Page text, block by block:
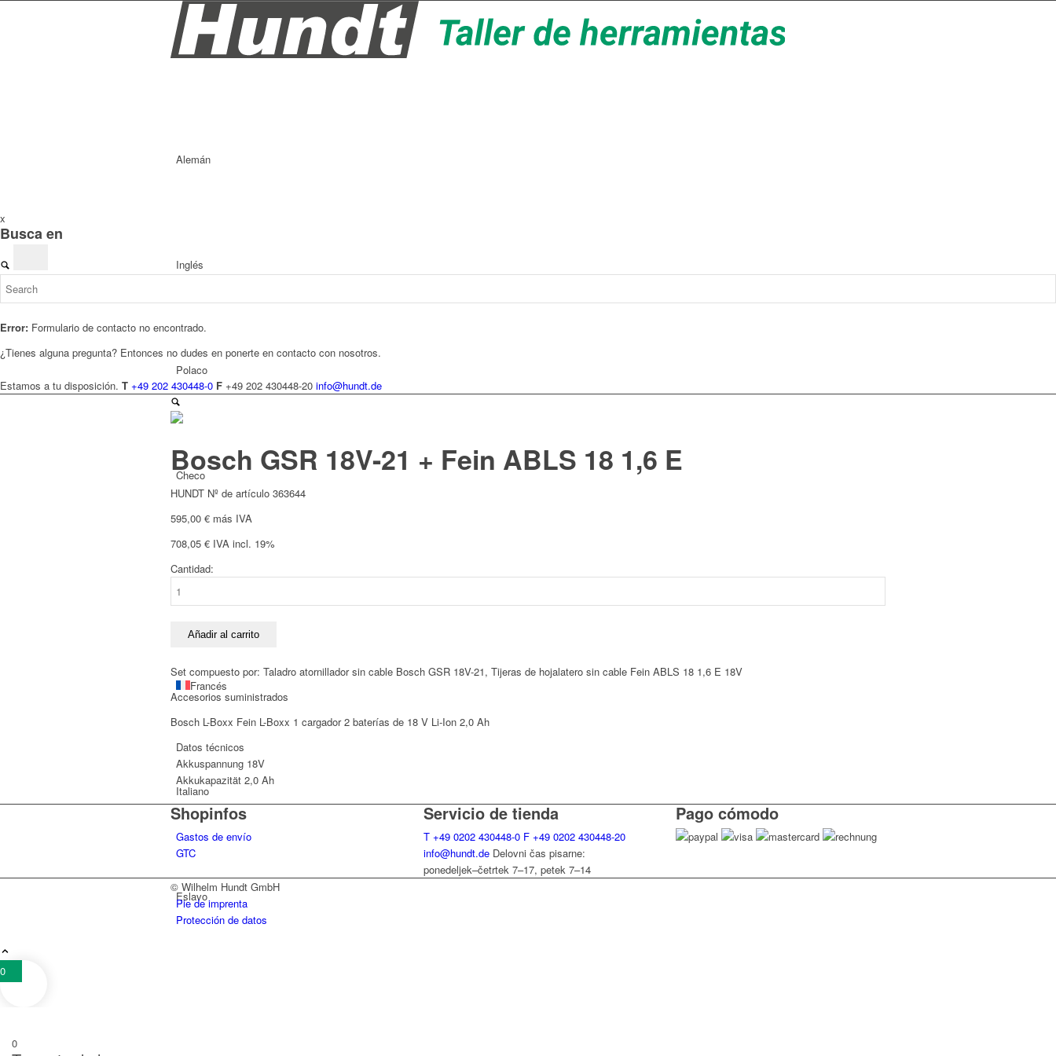
Alemán
Inglés
Polaco
Checo
Holandés
Francés
Italiano
Eslavo
x
Busca en
Error: Formulario de contacto no encontrado.
¿Tienes alguna pregunta? Entonces no dudes en ponerte en contacto con nosotros.
Estamos a tu disposición. T +49 202 430448-0 F +49 202 430448-20 info@hundt.de
Bosch GSR 18V-21 + Fein ABLS 18 1,6 E
HUNDT Nº de artículo 363644
595,00 € más IVA
708,05 € IVA incl. 19%
Cantidad:
Fein
ABLS
18
1,6
cantidad
Añadir al carrito
Set compuesto por: Taladro atornillador sin cable Bosch GSR 18V-21, Tijeras de hojalatero sin cable Fein ABLS 18 1,6 E 18V
Accesorios suministrados
Bosch L-Boxx Fein L-Boxx 1 cargador 2 baterías de 18 V Li-Ion 2,0 Ah
Datos técnicos
Akkuspannung 18V
Akkukapazität 2,0 Ah
Shopinfos
Gastos de envío
GTC
Servicio de tienda
T +49 0202 430448-0 F +49 0202 430448-20
info@hundt.de Delovni čas pisarne:
ponedeljek–četrtek 7–17, petek 7–14
Pago cómodo
© Wilhelm Hundt GmbH
Pie de imprenta
Protección de datos
0
0